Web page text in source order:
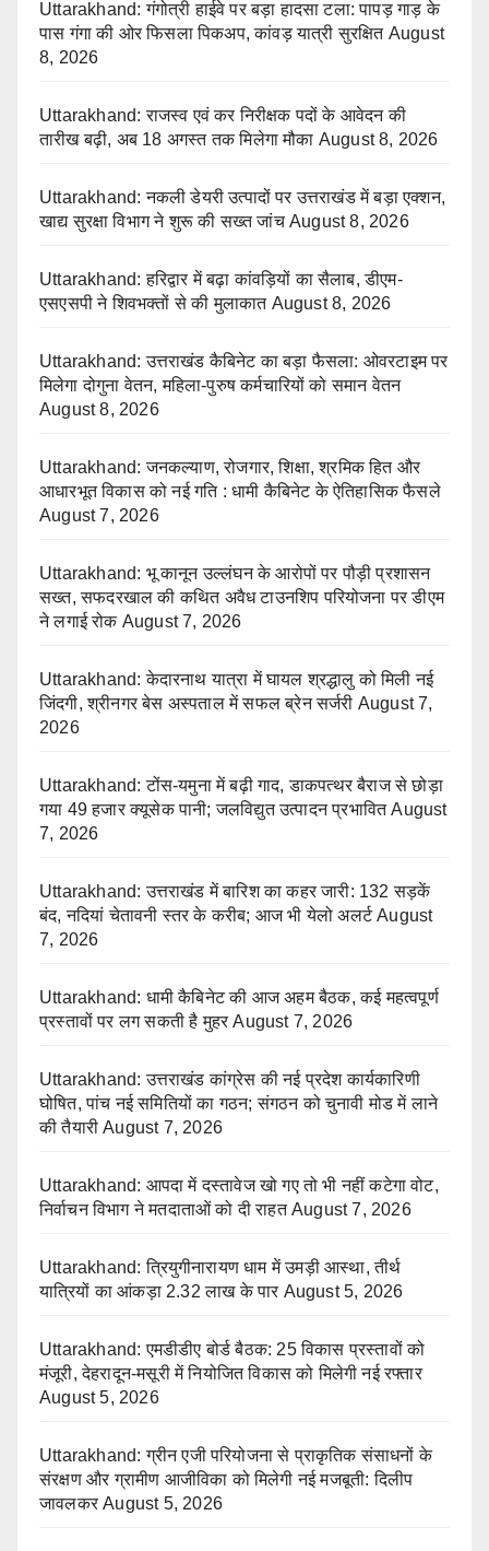
Uttarakhand: गंगोत्री हाईवे पर बड़ा हादसा टला: पापड़ गाड़ के
पास गंगा की ओर फिसला पिकअप, कांवड़ यात्री सुरक्षित August
8, 2026
Uttarakhand: राजस्व एवं कर निरीक्षक पदों के आवेदन की
तारीख बढ़ी, अब 18 अगस्त तक मिलेगा मौका August 8, 2026
Uttarakhand: नकली डेयरी उत्पादों पर उत्तराखंड में बड़ा एक्शन,
खाद्य सुरक्षा विभाग ने शुरू की सख्त जांच August 8, 2026
Uttarakhand: हरिद्वार में बढ़ा कांवड़ियों का सैलाब, डीएम-
एसएसपी ने शिवभक्तों से की मुलाकात August 8, 2026
Uttarakhand: उत्तराखंड कैबिनेट का बड़ा फैसला: ओवरटाइम पर
मिलेगा दोगुना वेतन, महिला-पुरुष कर्मचारियों को समान वेतन
August 8, 2026
Uttarakhand: जनकल्याण, रोजगार, शिक्षा, श्रमिक हित और
आधारभूत विकास को नई गति : धामी कैबिनेट के ऐतिहासिक फैसले
August 7, 2026
Uttarakhand: भू कानून उल्लंघन के आरोपों पर पौड़ी प्रशासन
सख्त, सफदरखाल की कथित अवैध टाउनशिप परियोजना पर डीएम
ने लगाई रोक August 7, 2026
Uttarakhand: केदारनाथ यात्रा में घायल श्रद्धालु को मिली नई
जिंदगी, श्रीनगर बेस अस्पताल में सफल ब्रेन सर्जरी August 7,
2026
Uttarakhand: टोंस-यमुना में बढ़ी गाद, डाकपत्थर बैराज से छोड़ा
गया 49 हजार क्यूसेक पानी; जलविद्युत उत्पादन प्रभावित August
7, 2026
Uttarakhand: उत्तराखंड में बारिश का कहर जारी: 132 सड़कें
बंद, नदियां चेतावनी स्तर के करीब; आज भी येलो अलर्ट August
7, 2026
Uttarakhand: धामी कैबिनेट की आज अहम बैठक, कई महत्वपूर्ण
प्रस्तावों पर लग सकती है मुहर August 7, 2026
Uttarakhand: उत्तराखंड कांग्रेस की नई प्रदेश कार्यकारिणी
घोषित, पांच नई समितियों का गठन; संगठन को चुनावी मोड में लाने
की तैयारी August 7, 2026
Uttarakhand: आपदा में दस्तावेज खो गए तो भी नहीं कटेगा वोट,
निर्वाचन विभाग ने मतदाताओं को दी राहत August 7, 2026
Uttarakhand: त्रियुगीनारायण धाम में उमड़ी आस्था, तीर्थ
यात्रियों का आंकड़ा 2.32 लाख के पार August 5, 2026
Uttarakhand: एमडीडीए बोर्ड बैठक: 25 विकास प्रस्तावों को
मंजूरी, देहरादून-मसूरी में नियोजित विकास को मिलेगी नई रफ्तार
August 5, 2026
Uttarakhand: ग्रीन एजी परियोजना से प्राकृतिक संसाधनों के
संरक्षण और ग्रामीण आजीविका को मिलेगी नई मजबूती: दिलीप
जावलकर August 5, 2026